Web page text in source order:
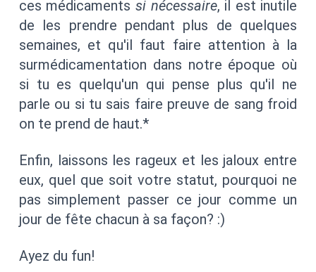
ces médicaments si nécessaire, il est inutile
de les prendre pendant plus de quelques
semaines, et qu'il faut faire attention à la
surmédicamentation dans notre époque où
si tu es quelqu'un qui pense plus qu'il ne
parle ou si tu sais faire preuve de sang froid
on te prend de haut.*
Enfin, laissons les rageux et les jaloux entre
eux, quel que soit votre statut, pourquoi ne
pas simplement passer ce jour comme un
jour de fête chacun à sa façon? :)
Ayez du fun!